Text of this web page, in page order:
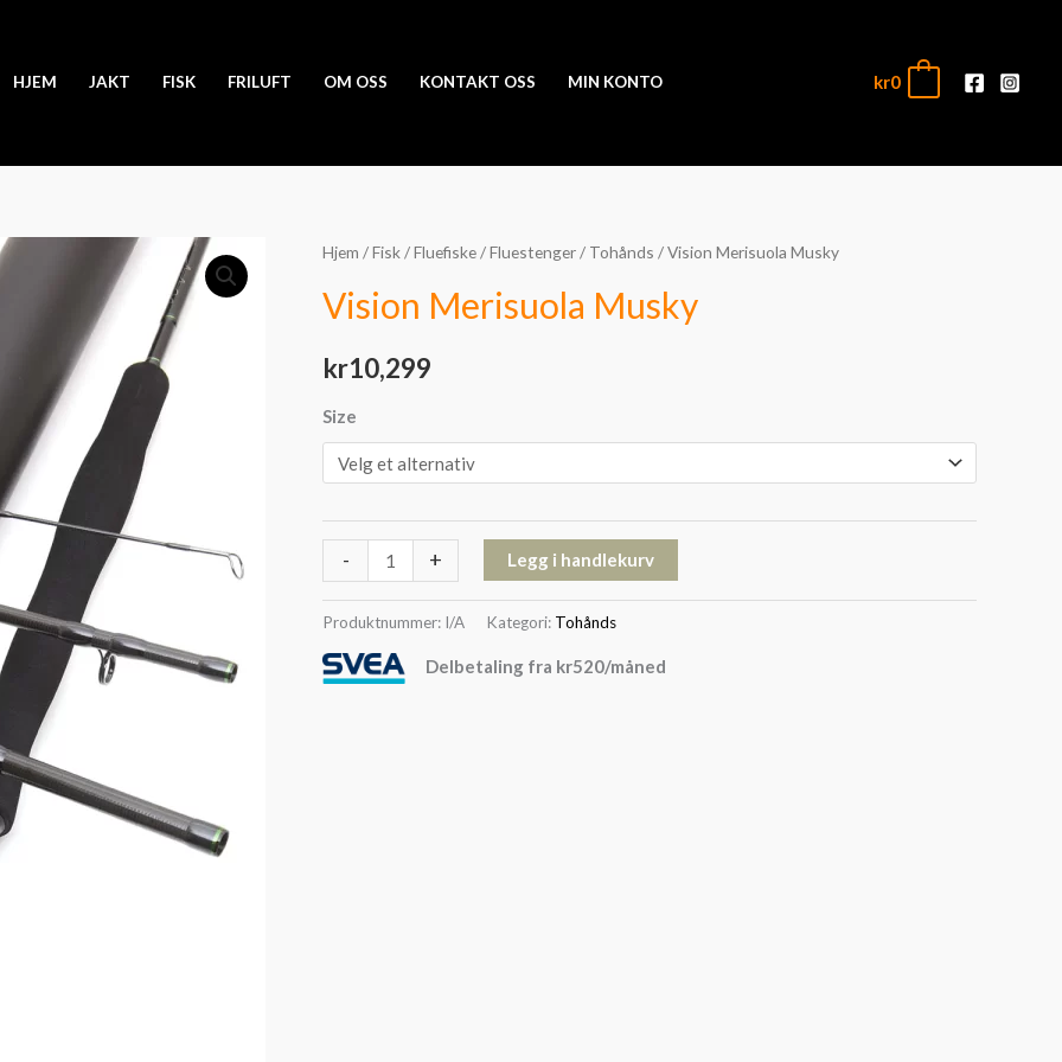
HJEM JAKT FISK FRILUFT OM OSS KONTAKT OSS MIN KONTO kr0
Hjem /Fisk/Fluefiske/Fluestenger/ Tohånds / Vision Merisuola Musky
Vision Merisuola Musky
kr10,299
Size
-
Vision
Musky
+ Legg i handlekurv
Produktnummer: I/A Kategori: Tohånds
Delbetaling fra kr520/måned